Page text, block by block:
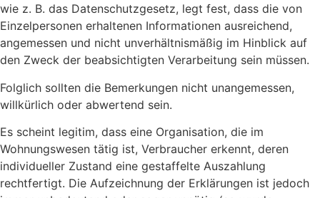
wie z. B. das Datenschutzgesetz, legt fest, dass die von
Einzelpersonen erhaltenen Informationen ausreichend,
angemessen und nicht unverhältnismäßig im Hinblick auf
den Zweck der beabsichtigten Verarbeitung sein müssen.
Folglich sollten die Bemerkungen nicht unangemessen,
willkürlich oder abwertend sein.
Es scheint legitim, dass eine Organisation, die im
Wohnungswesen tätig ist, Verbraucher erkennt, deren
individueller Zustand eine gestaffelte Auszahlung
rechtfertigt. Die Aufzeichnung der Erklärungen ist jedoch